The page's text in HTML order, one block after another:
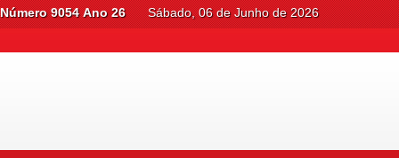
Número 9054 Ano 26 Sábado, 06 de Junho de 2026